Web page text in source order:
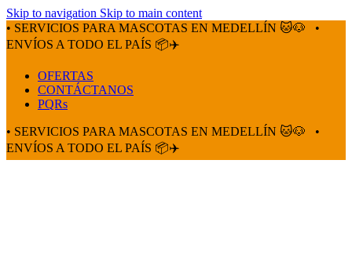
Skip to navigation Skip to main content
• SERVICIOS PARA MASCOTAS EN MEDELLÍN 🐱🐶
•
ENVÍOS A TODO EL PAÍS 📦✈️
OFERTAS
CONTÁCTANOS
PQRs
• SERVICIOS PARA MASCOTAS EN MEDELLÍN 🐱🐶
•
ENVÍOS A TODO EL PAÍS 📦✈️